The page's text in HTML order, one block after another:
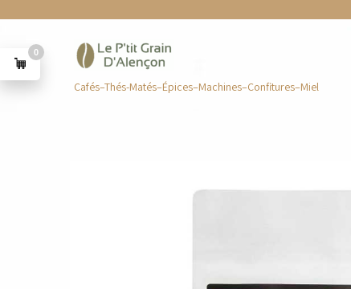
Cafés–Thés-Matés–Épices–Machines–Confitures–Miel
0